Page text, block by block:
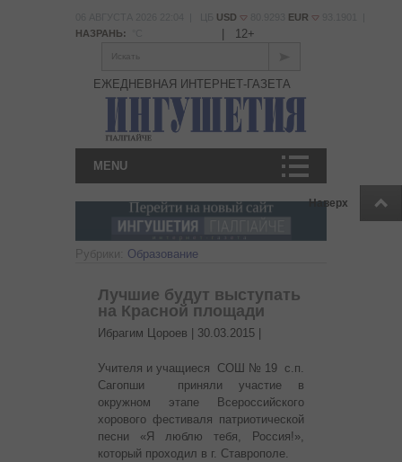
Наверх
USD EUR
НАЗРАНЬ:
12+
Искать
ЕЖЕДНЕВНАЯ ИНТЕРНЕТ-ГАЗЕТА
MENU
Рубрики: Образование
Лучшие будут выступать
на Красной площади
Ибрагим Цороев | 30.03.2015
Учителя и учащиеся СОШ № 19 с.п.
Сагопши приняли участие в
окружном этапе Всероссийского
хорового фестиваля патриотической
песни «Я люблю тебя, Россия!»,
который проходил в г. Ставрополе.